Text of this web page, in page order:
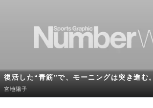
復活した“青筋”で、モーニングは突き進む。
宮地陽子